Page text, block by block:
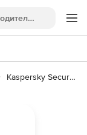
Kaspersky Security для виртуальных и облачных сред